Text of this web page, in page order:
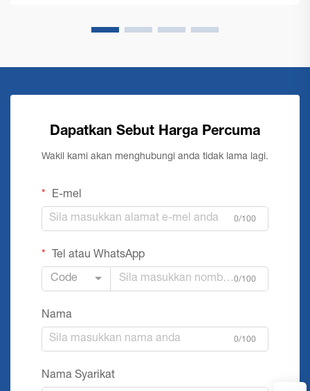
Dapatkan Sebut Harga Percuma
Wakil kami akan menghubungi anda tidak lama lagi.
E-mel
0/100
Tel atau WhatsApp
Code 0/100
Nama
0/100
Nama Syarikat